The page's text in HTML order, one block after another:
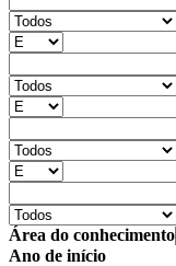
Área do conhecimento
Ano de início